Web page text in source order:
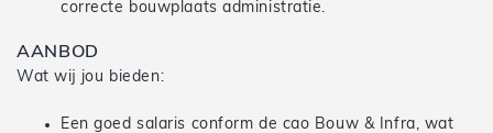
correcte bouwplaats administratie.
AANBOD
Wat wij jou bieden:
Een goed salaris conform de cao Bouw & Infra, wat